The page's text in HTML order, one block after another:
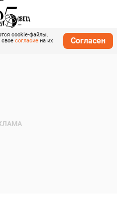
cookie-файлы.
свое согласие на их
Согласен